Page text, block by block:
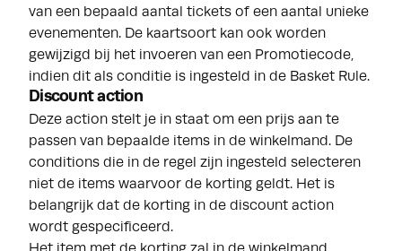
van een bepaald aantal tickets of een aantal unieke
evenementen. De kaartsoort kan ook worden
gewijzigd bij het invoeren van een Promotiecode,
indien dit als conditie is ingesteld in de Basket Rule.
Discount action
Deze action stelt je in staat om een prijs aan te
passen van bepaalde items in de winkelmand. De
conditions die in de regel zijn ingesteld selecteren
niet de items waarvoor de korting geldt. Het is
belangrijk dat de korting in de discount action
wordt gespecificeerd.